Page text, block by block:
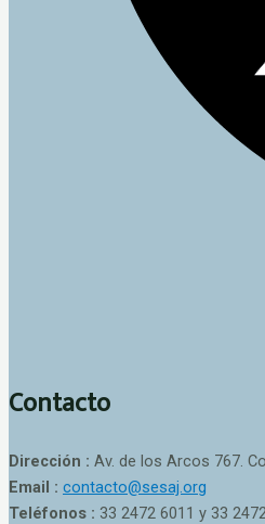
Contacto
Dirección : Av. de los Arcos 767.
Email : contacto@sesaj.org
Teléfonos : 33 2472 6011 y 33